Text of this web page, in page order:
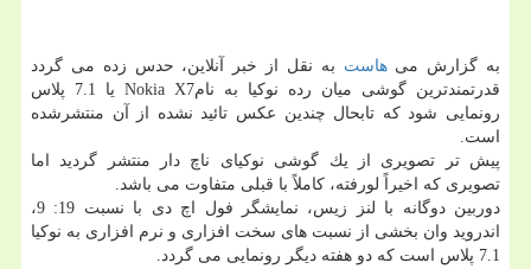
به گزارش میهاست به نقل از خبر آنلاین، حدس زده می گردد
قدرتمندترین گوشی میان رده نوكیا به نامNokia X7 یا 7.1 پلاس
رونمایی شود كه تابحال چندین عكس تائید نشده از آن منتشرشده
است.
پیش تر تصویری از یك گوشی نوكیای ناچ دار منتشر گردید اما
تصویری كه اخیراً لورفته، كاملاً با قبلی متفاوت می باشد.
دوربین دوگانه با لنز زیس، نمایشگر فول اچ دی با نسبت 19: 9،
اندروید وان بخشی از نسبت های سخت افزاری و نرم افزاری به نوكیا
7.1 پلاس است كه دو هفته دیگر رونمایی می گردد.